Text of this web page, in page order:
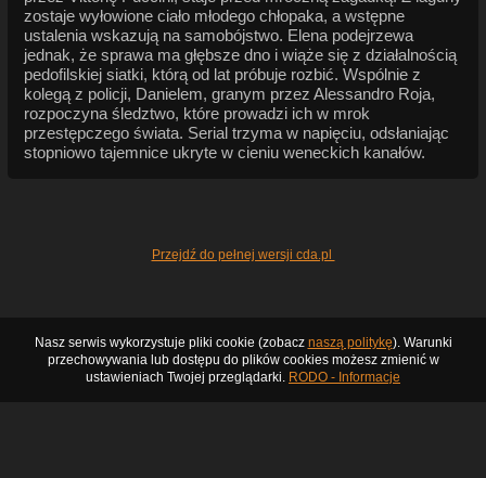
zostaje wyłowione ciało młodego chłopaka, a wstępne
ustalenia wskazują na samobójstwo. Elena podejrzewa
jednak, że sprawa ma głębsze dno i wiąże się z działalnością
pedofilskiej siatki, którą od lat próbuje rozbić. Wspólnie z
kolegą z policji, Danielem, granym przez Alessandro Roja,
rozpoczyna śledztwo, które prowadzi ich w mrok
przestępczego świata. Serial trzyma w napięciu, odsłaniając
stopniowo tajemnice ukryte w cieniu weneckich kanałów.
Przejdź do pełnej wersji cda.pl
Nasz serwis wykorzystuje pliki cookie (zobacz naszą politykę). Warunki
przechowywania lub dostępu do plików cookies możesz zmienić w
ustawieniach Twojej przeglądarki. RODO - Informacje